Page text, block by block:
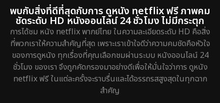
Emotional 52
Epic มหากาพย์ 16
Erotic 7
Family ครอบครัว 149
พบกับสิ่งที่ดีที่สุดกับการ ดูหนัง netflix ฟรี ภาพคม
ชัดระดับ HD หนังออนไลน์ 24 ชั่วโมง ไม่มีกระตุก
การได้ชม หนัง netflix พากย์ไทย ในความละเอียดระดับ HD คือสิ่ง
ที่พวกเราให้ความสำคัญที่สุด เพราะเราเข้าใจดีว่าความคมชัดคือหัวใจ
ของการดูหนัง ทุกเรื่องที่คุณเลือกชมผ่านระบบ หนังออนไลน์ 24
ชั่วโมง ของเรา จึงถูกคัดกรองมาอย่างดีเพื่อให้มั่นใจว่าการ ดูหนัง
netflix ฟรี ในแต่ละครั้งจะราบรื่นและได้อรรถรสสูงสุดในทุกฉาก
สำคัญ